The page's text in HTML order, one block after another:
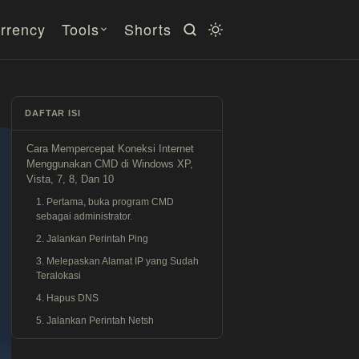
Tools Shorts
DAFTAR ISI
Cara Mempercepat Koneksi Internet
Menggunakan CMD di Windows XP,
Vista, 7, 8, Dan 10
1. Pertama, buka program CMD
sebagai administrator.
2. Jalankan Perintah Ping
3. Melepaskan Alamat IP yang Sudah
Teralokasi
4. Hapus DNS
5. Jalankan Perintah Netsh